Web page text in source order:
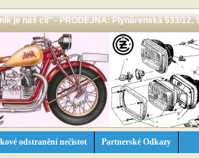
je náš cíl'' - PRODEJNA: Plynárenská 533/12,
odstranění nečistot Partnerské Odkazy